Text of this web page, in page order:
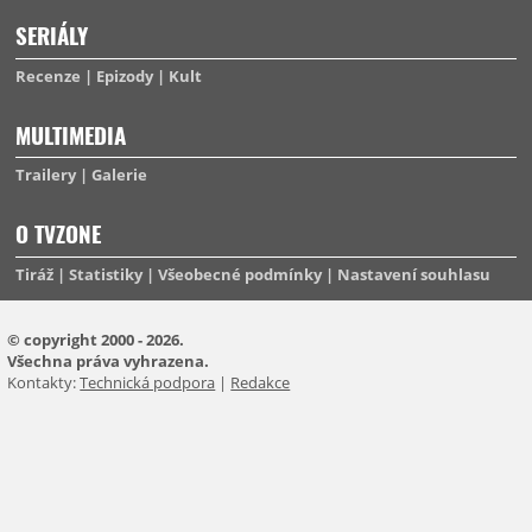
SERIÁLY
Recenze Epizody Kult
MULTIMEDIA
Trailery Galerie
O TVZONE
Tiráž Statistiky Všeobecné podmínky Nastavení souhlasu
© copyright 2000 - 2026.
Všechna práva vyhrazena.
Kontakty:Technická podpora | Redakce